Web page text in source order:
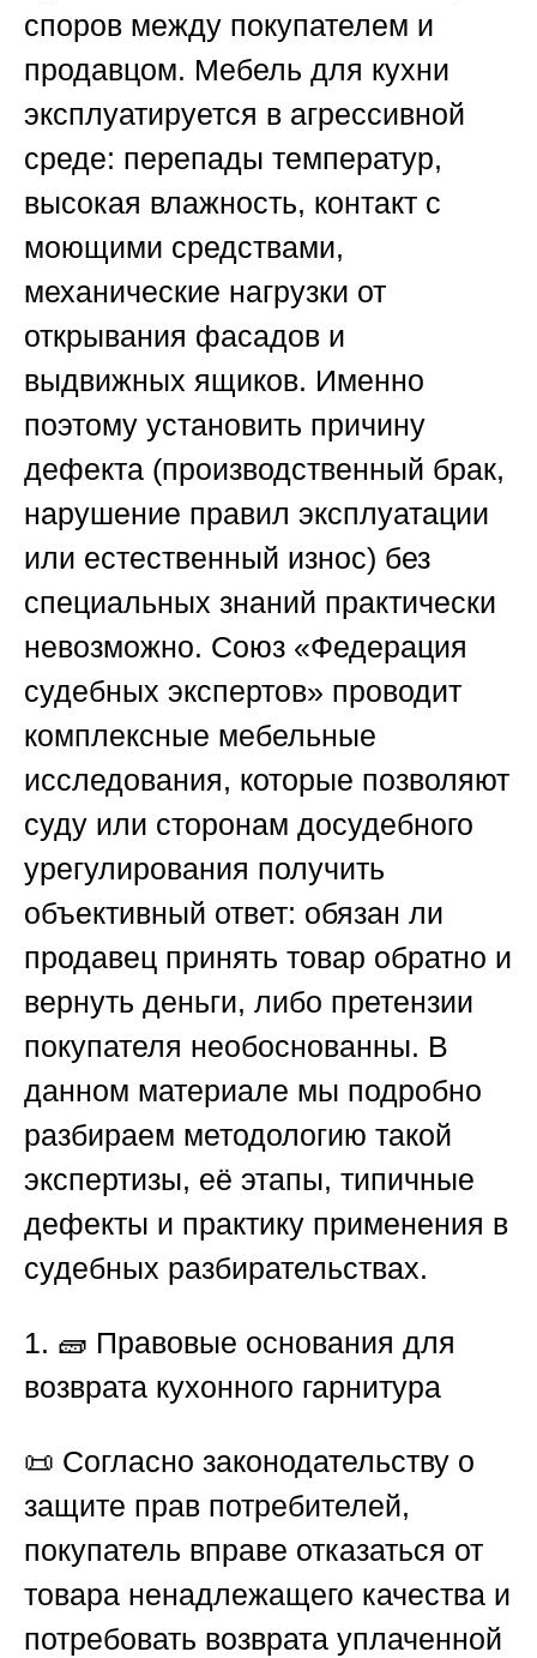
споров между покупателем и
продавцом. Мебель для кухни
эксплуатируется в агрессивной
среде: перепады температур,
высокая влажность, контакт с
моющими средствами,
механические нагрузки от
открывания фасадов и
выдвижных ящиков. Именно
поэтому установить причину
дефекта (производственный брак,
нарушение правил эксплуатации
или естественный износ) без
специальных знаний практически
невозможно. Союз «Федерация
судебных экспертов» проводит
комплексные мебельные
исследования, которые позволяют
суду или сторонам досудебного
урегулирования получить
объективный ответ: обязан ли
продавец принять товар обратно и
вернуть деньги, либо претензии
покупателя необоснованны. В
данном материале мы подробно
разбираем методологию такой
экспертизы, её этапы, типичные
дефекты и практику применения в
судебных разбирательствах.
1. 🧱 Правовые основания для
возврата кухонного гарнитура
📜 Согласно законодательству о
защите прав потребителей,
покупатель вправе отказаться от
товара ненадлежащего качества и
потребовать возврата уплаченной